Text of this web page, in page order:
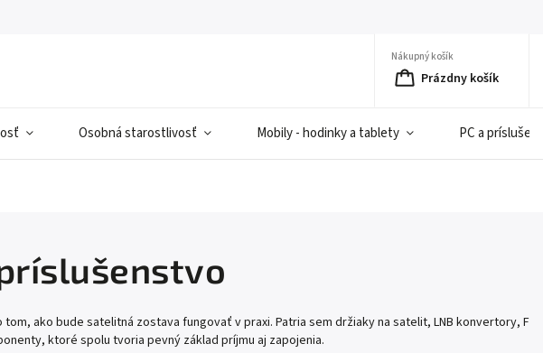
Nákupný košík
Prázdny košík
Osobná starostlivosť Mobily - hodinky a tablety PC a
ako bude satelitná zostava fungovať v praxi. Patria sem držiaky na satelit, LNB konvertory, F
ktoré spolu tvoria pevný základ príjmu aj zapojenia.